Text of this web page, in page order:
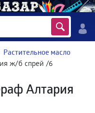
Растительное масло
ж/б спрей /6
Алтария